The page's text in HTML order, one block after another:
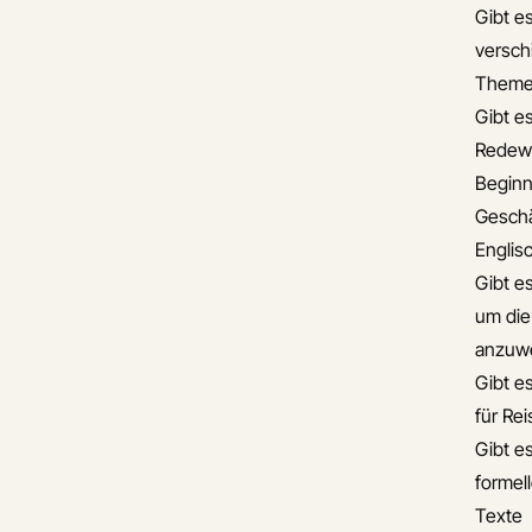
Gibt
Gibt
Gibt
um
Gibt
für
Gibt
Texte